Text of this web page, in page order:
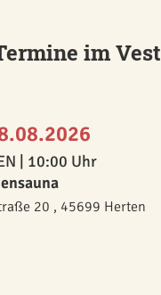
im Vest
| 10:00 Uhr
20 , 45699 Herten